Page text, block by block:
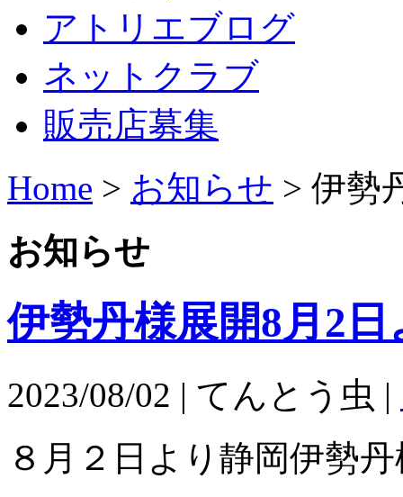
アトリエブログ
ネットクラブ
販売店募集
Home > お知らせ > 伊勢
お知らせ
伊勢丹様展開8月2
2023/08/02 | てんとう虫 |
８月２日より静岡伊勢